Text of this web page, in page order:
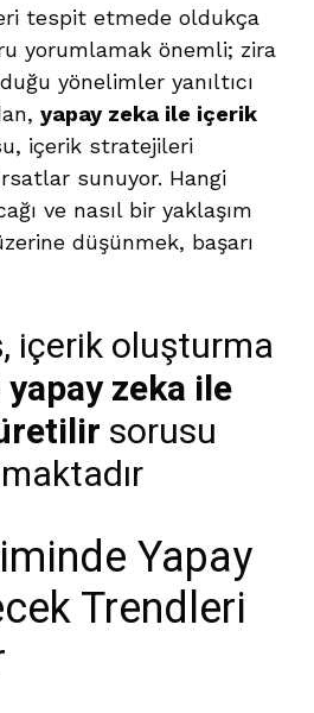
tespit etmede oldukça
yorumlamak önemli; zira
yönelimler yanıltıcı
yapay zeka ile içerik
içerik stratejileri
sunuyor. Hangi
ve nasıl bir yaklaşım
düşünmek, başarı
içerik oluşturma
yapay zeka ile
sorusu
Yapay
Trendleri